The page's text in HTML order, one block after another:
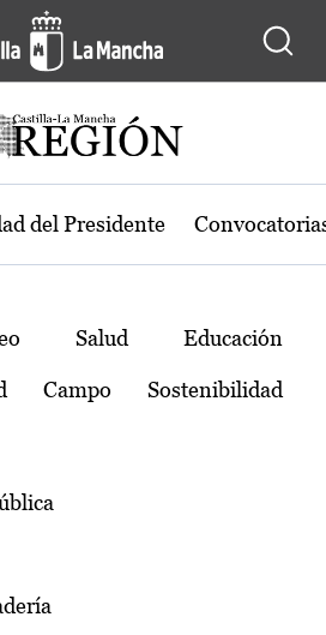
de Castilla-La
del Presidente
Salud Educación
Campo Sostenibilidad